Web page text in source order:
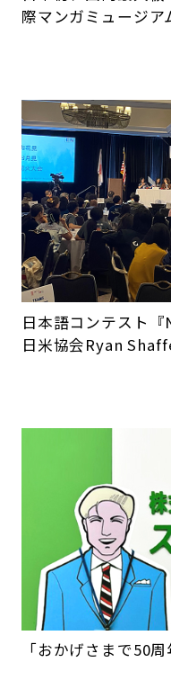
際マンガミュージア
日本語コンテスト
日米協会Ryan
「おかげさまで50